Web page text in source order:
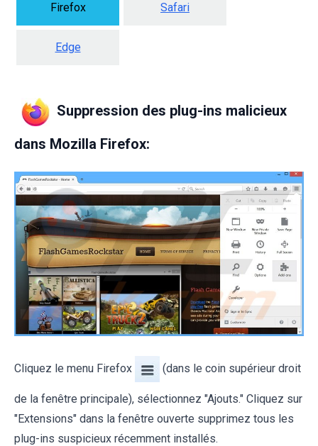
Firefox Safari
Edge
Suppression des plug-ins malicieux
dans Mozilla Firefox:
Cliquez le menu Firefox (dans le coin supérieur droit
de la fenêtre principale), sélectionnez "Ajouts." Cliquez sur
"Extensions" dans la fenêtre ouverte supprimez tous les
plug-ins suspicieux récemment installés.